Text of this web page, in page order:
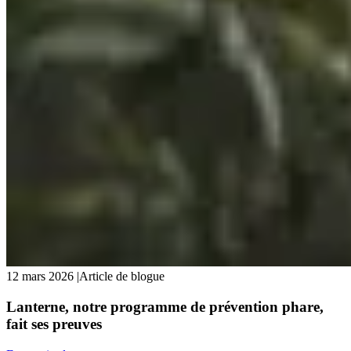
12 mars 2026 |Article de blogue
Lanterne, notre programme de prévention phare,
fait ses preuves